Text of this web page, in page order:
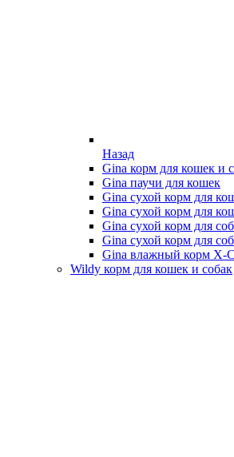
Назад
Gina корм для кошек и
Gina паучи для кошек
Gina сухой корм для
Gina сухой корм для
Gina сухой корм для
Gina сухой корм для
Gina влажный корм X-
Wildy корм для кошек и собак